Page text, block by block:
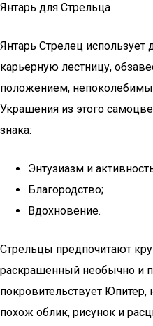
Янтарь для Стрельца
Янтарь Стрелец использует
карьерную лестницу,
положением,
Украшения из этого
знака:
Энтузиазм и
Благородство;
Вдохновение.
Стрельцы предпочитают
раскрашенный необычно и
покровительствует
похож облик, рисунок и